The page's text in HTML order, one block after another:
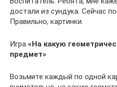
достали из сундука. Сейчас
Правильно, картинки.
Игра «На какую
предмет»
Возьмите каждый по одной